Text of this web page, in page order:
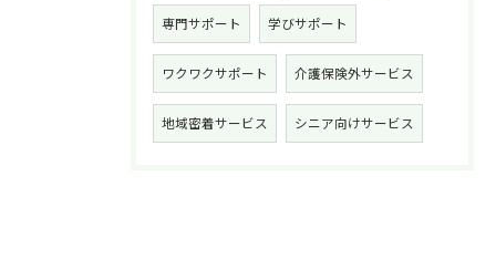
専門サポート 学びサポート
ワクワクサポート 介護保険外サービス
地域密着サービス シニア向けサービス